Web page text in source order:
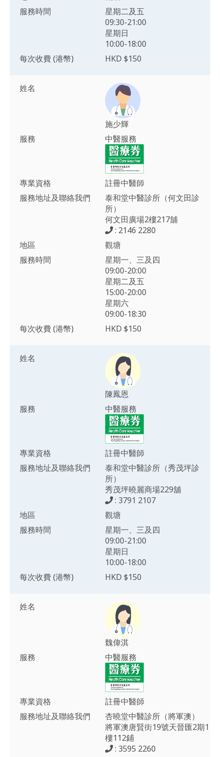
服務時間
星期二及五
09:30-21:00
星期日
10:00-18:00
每次收費 (港幣)
HKD $150
姓名
施少輝
服務
中醫服務
專業資格
註冊中醫師
服務地址及聯絡我們
泰和堂中醫診所（何文田診
所）
何文田廣場2樓217舖
: 2146 2280
地區
觀塘
服務時間
星期一、三及四
09:00-20:00
星期二及五
15:00-20:00
星期六
09:00-18:30
每次收費 (港幣)
HKD $150
姓名
陳鳳恩
服務
中醫服務
專業資格
註冊中醫師
服務地址及聯絡我們
泰和堂中醫診所（秀茂坪診
所）
秀茂坪曉麗商場229舖
: 3791 2107
地區
觀塘
服務時間
星期一、三及四
09:00-21:00
星期日
10:00-18:00
每次收費 (港幣)
HKD $150
姓名
魏偉淇
服務
中醫服務
專業資格
註冊中醫師
服務地址及聯絡我們
杏曉堂中醫診所（將軍澳）
將軍澳唐賢街19號天晉匯2期1
樓112鋪
: 3595 2260